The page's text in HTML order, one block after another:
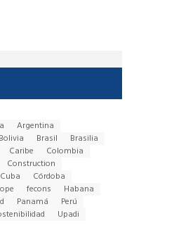
Argentina
Bolivia Brasil
Brasilia
Caribe
Colombia
Construction
Cuba
Córdoba
fecons
Habana
Panamá
Perú
Upadi